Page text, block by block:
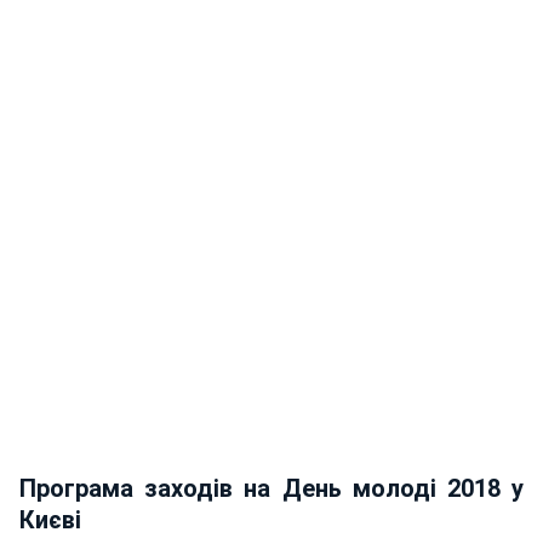
Програма заходів на День молоді 2018 у
Києві